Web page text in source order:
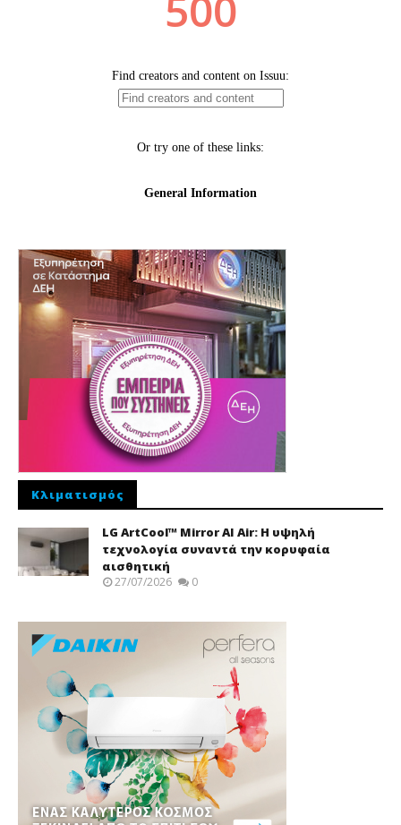
Κλιματισμός
LG ArtCool™ Mirror AI Air: Η υψηλή
τεχνολογία συναντά την κορυφαία
αισθητική
27/07/2026 0